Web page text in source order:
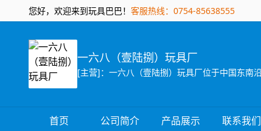
您好，欢迎来到玩具巴巴！ 客服热线：0754-85638555
一六八（壹陆捌）玩具厂
首页 公司简介 产品展示 联系我们